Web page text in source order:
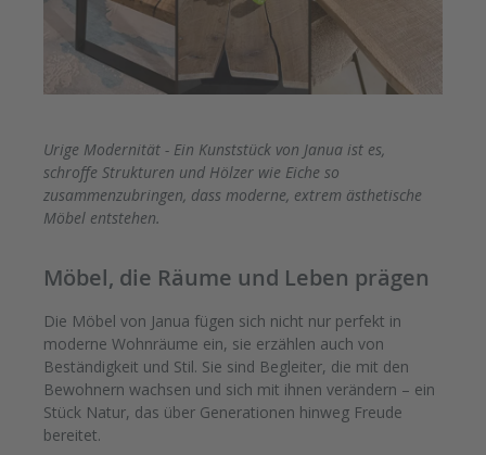
Urige Modernität - Ein Kunststück von Janua ist es,
schroffe Strukturen und Hölzer wie Eiche so
zusammenzubringen, dass moderne, extrem ästhetische
Möbel entstehen.
Möbel, die Räume und Leben prägen
Die Möbel von Janua fügen sich nicht nur perfekt in
moderne Wohnräume ein, sie erzählen auch von
Beständigkeit und Stil. Sie sind Begleiter, die mit den
Bewohnern wachsen und sich mit ihnen verändern – ein
Stück Natur, das über Generationen hinweg Freude
bereitet.